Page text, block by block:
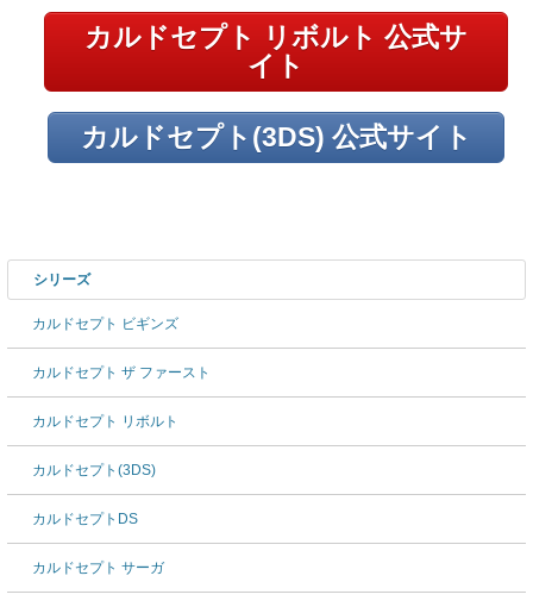
カルドセプト リボルト 公式サ
イト
カルドセプト(3DS) 公式サイト
シリーズ
カルドセプト ビギンズ
カルドセプト ザ ファースト
カルドセプト リボルト
カルドセプト(3DS)
カルドセプトDS
カルドセプト サーガ